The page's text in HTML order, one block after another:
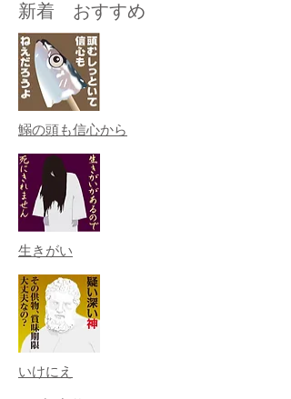
新着 おすすめ
鰯の頭も信心から
生きがい
いけにえ